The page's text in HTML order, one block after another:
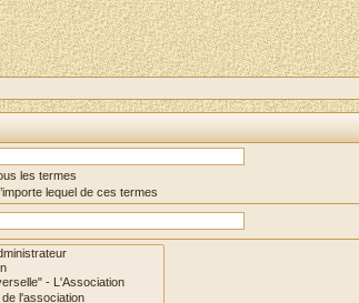
les termes
lequel de ces termes